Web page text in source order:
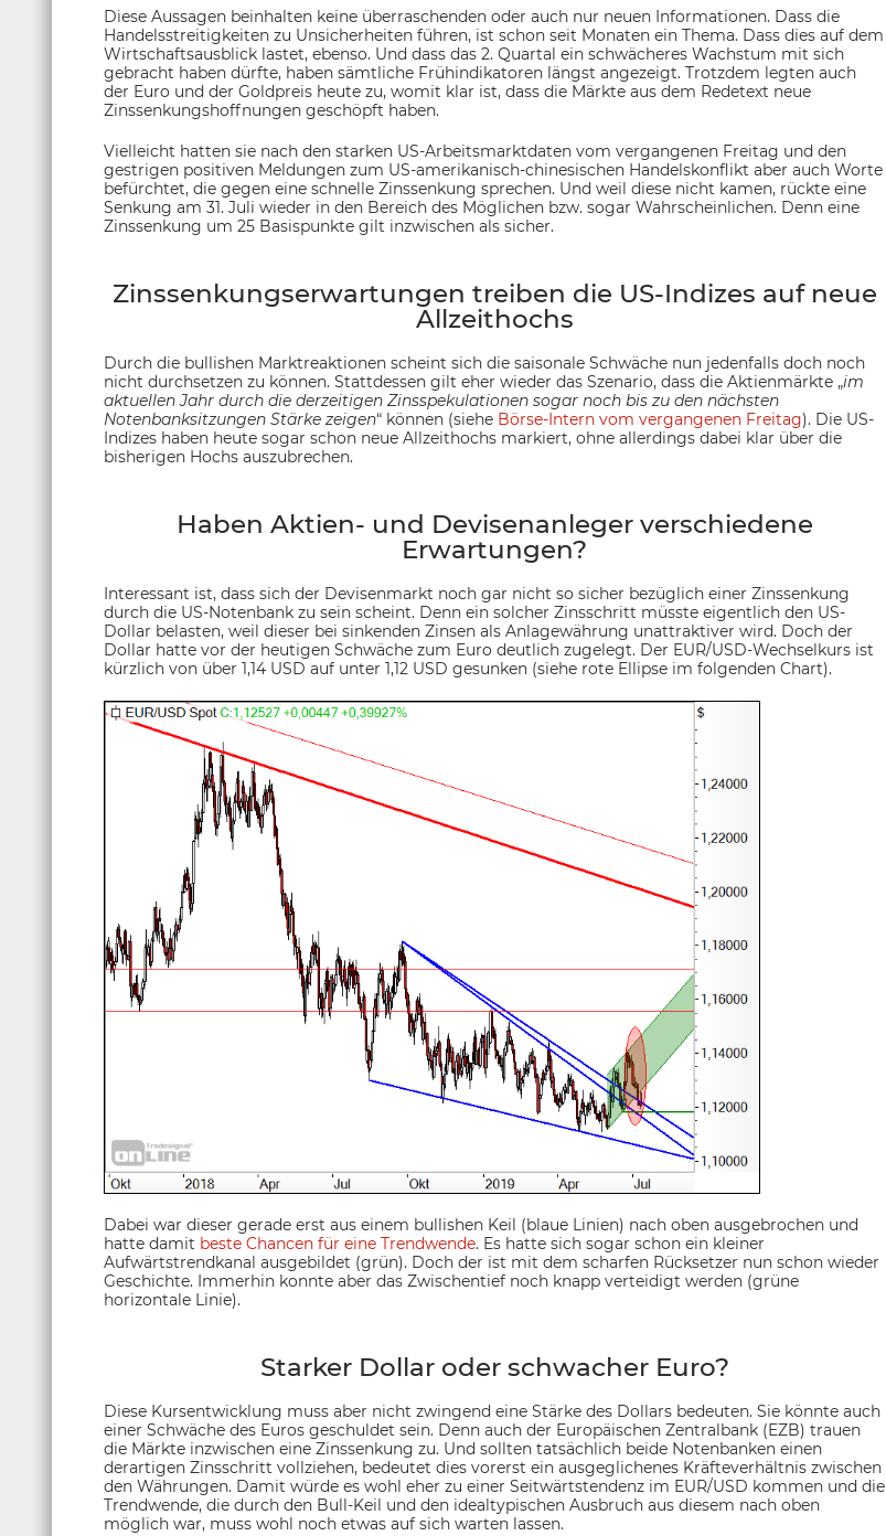
Diese Aussagen beinhalten keine überraschenden oder auch nur neuen Informationen. Dass die
Handelsstreitigkeiten zu Unsicherheiten führen, ist schon seit Monaten ein Thema. Dass dies auf dem
Wirtschaftsausblick lastet, ebenso. Und dass das 2. Quartal ein schwächeres Wachstum mit sich
gebracht haben dürfte, haben sämtliche Frühindikatoren längst angezeigt. Trotzdem legten auch
der Euro und der Goldpreis heute zu, womit klar ist, dass die Märkte aus dem Redetext neue
Zinssenkungshoffnungen geschöpft haben.
Vielleicht hatten sie nach den starken US-Arbeitsmarktdaten vom vergangenen Freitag und den
gestrigen positiven Meldungen zum US-amerikanisch-chinesischen Handelskonflikt aber auch Worte
befürchtet, die gegen eine schnelle Zinssenkung sprechen. Und weil diese nicht kamen, rückte eine
Senkung am 31. Juli wieder in den Bereich des Möglichen bzw. sogar Wahrscheinlichen. Denn eine
Zinssenkung um 25 Basispunkte gilt inzwischen als sicher.
Zinssenkungserwartungen treiben die US-Indizes auf neue
Allzeithochs
Durch die bullishen Marktreaktionen scheint sich die saisonale Schwäche nun jedenfalls doch noch
nicht durchsetzen zu können. Stattdessen gilt eher wieder das Szenario, dass die Aktienmärkte „im
aktuellen Jahr durch die derzeitigen Zinsspekulationen sogar noch bis zu den nächsten
Notenbanksitzungen Stärke zeigen“ können (siehe Börse-Intern vom vergangenen Freitag). Die US-
Indizes haben heute sogar schon neue Allzeithochs markiert, ohne allerdings dabei klar über die
bisherigen Hochs auszubrechen.
Haben Aktien- und Devisenanleger verschiedene
Erwartungen?
Interessant ist, dass sich der Devisenmarkt noch gar nicht so sicher bezüglich einer Zinssenkung
durch die US-Notenbank zu sein scheint. Denn ein solcher Zinsschritt müsste eigentlich den US-
Dollar belasten, weil dieser bei sinkenden Zinsen als Anlagewährung unattraktiver wird. Doch der
Dollar hatte vor der heutigen Schwäche zum Euro deutlich zugelegt. Der EUR/USD-Wechselkurs ist
kürzlich von über 1,14 USD auf unter 1,12 USD gesunken (siehe rote Ellipse im folgenden Chart).
Dabei war dieser gerade erst aus einem bullishen Keil (blaue Linien) nach oben ausgebrochen und
hatte damit beste Chancen für eine Trendwende. Es hatte sich sogar schon ein kleiner
Aufwärtstrendkanal ausgebildet (grün). Doch der ist mit dem scharfen Rücksetzer nun schon wieder
Geschichte. Immerhin konnte aber das Zwischentief noch knapp verteidigt werden (grüne
horizontale Linie).
Starker Dollar oder schwacher Euro?
Diese Kursentwicklung muss aber nicht zwingend eine Stärke des Dollars bedeuten. Sie könnte auch
einer Schwäche des Euros geschuldet sein. Denn auch der Europäischen Zentralbank (EZB) trauen
die Märkte inzwischen eine Zinssenkung zu. Und sollten tatsächlich beide Notenbanken einen
derartigen Zinsschritt vollziehen, bedeutet dies vorerst ein ausgeglichenes Kräfteverhältnis zwischen
den Währungen. Damit würde es wohl eher zu einer Seitwärtstendenz im EUR/USD kommen und die
Trendwende, die durch den Bull-Keil und den idealtypischen Ausbruch aus diesem nach oben
möglich war, muss wohl noch etwas auf sich warten lassen.